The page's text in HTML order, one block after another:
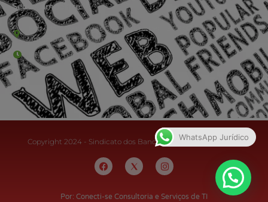
Sede Campestre:
Estrada Governador Chagas Freitas – 3.780 – Colônia Santo
Antônio – Barra Mansa
De terça-feira a domingo, das 9h às 17h
Copyright 2024 - Sindicato dos Bancários do Sul Fluminense
Por: Conecti-se Consultoria e Serviços de TI
WhatsApp Jurídico